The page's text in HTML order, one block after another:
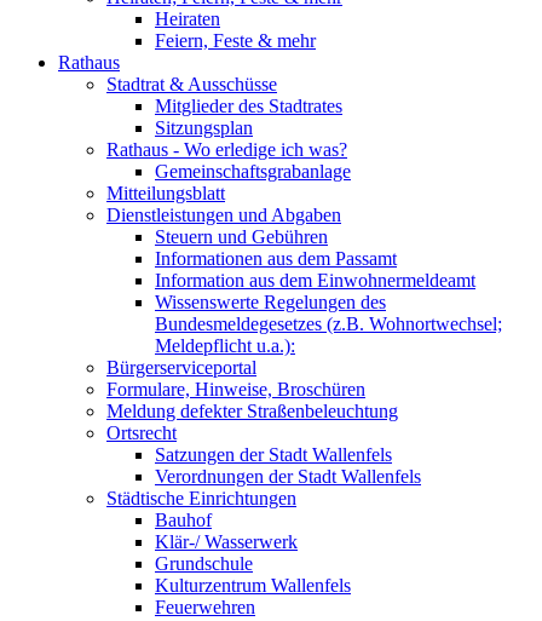
Heiraten
Feiern, Feste & mehr
Rathaus
Stadtrat & Ausschüsse
Mitglieder des Stadtrates
Sitzungsplan
Rathaus - Wo erledige ich was?
Gemeinschaftsgrabanlage
Mitteilungsblatt
Dienstleistungen und Abgaben
Steuern und Gebühren
Informationen aus dem Passamt
Information aus dem Einwohnermeldeamt
Wissenswerte Regelungen des
Bundesmeldegesetzes (z.B. Wohnortwechsel;
Meldepflicht u.a.):
Bürgerserviceportal
Formulare, Hinweise, Broschüren
Meldung defekter Straßenbeleuchtung
Ortsrecht
Satzungen der Stadt Wallenfels
Verordnungen der Stadt Wallenfels
Städtische Einrichtungen
Bauhof
Klär-/ Wasserwerk
Grundschule
Kulturzentrum Wallenfels
Feuerwehren